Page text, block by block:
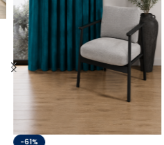
-60%
Draperie din In Blackout
100% Exclusiv – Bej Caramel
L2.25m/H1.63m cu Pliu-
Pauza-Pliu (Sina 0.75cm)
În stoc